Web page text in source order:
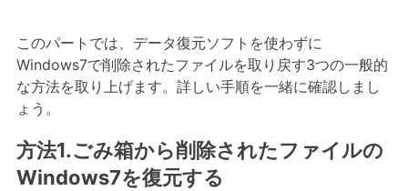
このパートでは、データ復元ソフトを使わずに
Windows7で削除されたファイルを取り戻す3つの一般的
な方法を取り上げます。詳しい手順を一緒に確認しまし
ょう。
方法1.ごみ箱から削除されたファイルの
Windows7を復元する